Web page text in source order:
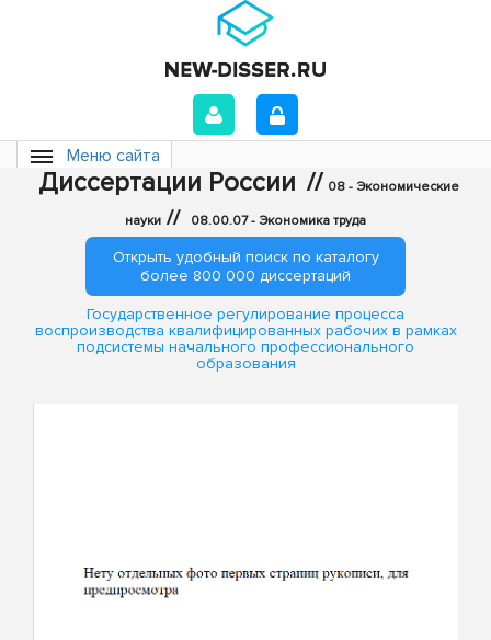
Меню сайта
Диссертации России // 08 - Экономические
науки // 08.00.07 - Экономика труда
Открыть удобный поиск по каталогу
более 800 000 диссертаций
Государственное регулирование процесса
воспроизводства квалифицированных рабочих в рамках
подсистемы начального профессионального
образования